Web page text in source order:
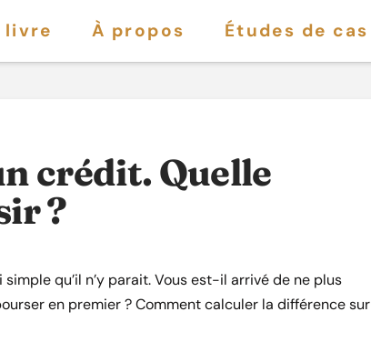
livre À propos Études de cas
crédit. Quelle
?
qu’il n’y parait. Vous est-il arrivé de ne plus
en premier ? Comment calculer la différence sur